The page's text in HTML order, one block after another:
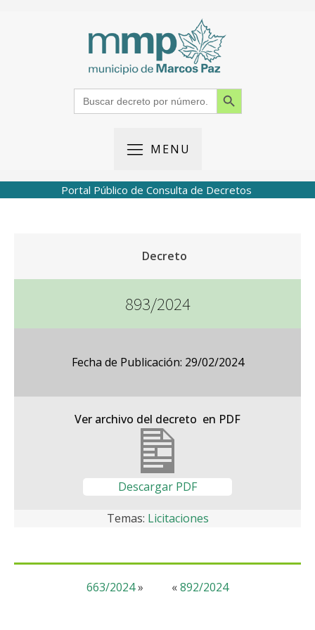
Search
for:
Search Button
MENU
Portal Público de Consulta de Decretos
Decreto
893/2024
Fecha de Publicación: 29/02/2024
Ver archivo del decreto en PDF
Descargar PDF
Temas: Licitaciones
«892/2024
663/2024»